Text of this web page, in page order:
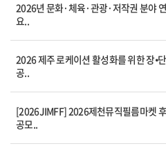
2026년 문화·체육·관광·저작권 분야
요..
2026 제주 로케이션 활성화를 위한 장⦁
공..
[2026JIMFF] 2026제천뮤직필름마켓
공모..